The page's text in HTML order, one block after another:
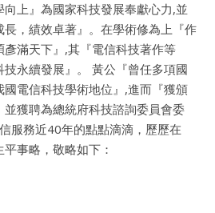
上』為國家科技發展奉獻心力,並
長，績效卓著』。在學術修為上『作
滿天下』,其『電信科技著作等
永續發展』。 黃公『曾任多項國
電信科技學術地位』,進而『獲頒
獲聘為總統府科技諮詢委員會委
服務近40年的點點滴滴，歷歷在
事略，敬略如下：